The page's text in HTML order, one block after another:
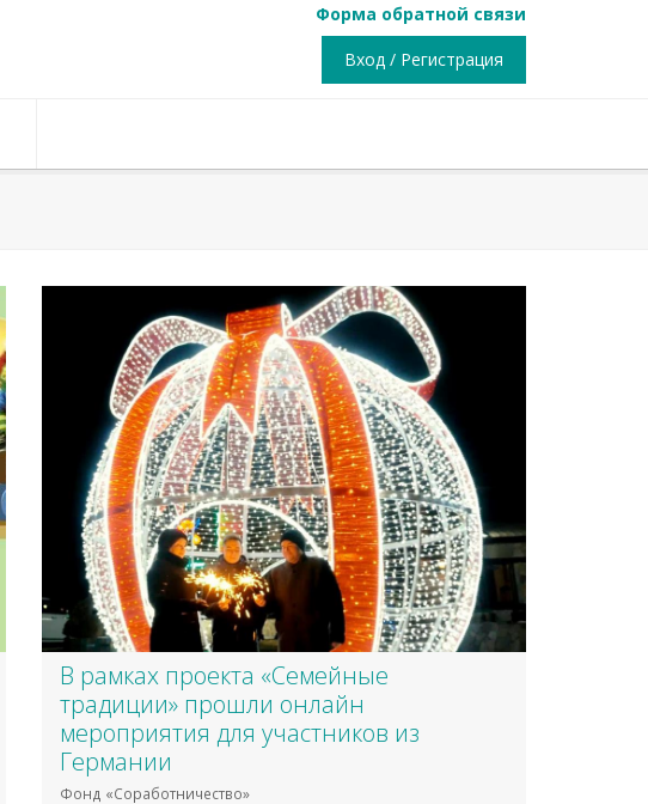
Форма обратной связи
Вход / Регистрация
В рамках проекта «Семейные
традиции» прошли онлайн
мероприятия для участников из
Германии
Фонд «Соработничество»